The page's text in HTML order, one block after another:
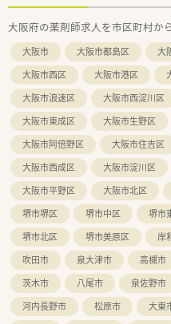
【勤務実態について】
■年間休日は120日以上
メリハリをつけて無理な
■残業時間は月平均15時
業代が支給されるため安
■1ヶ月単位の変形労働制
間以内になるよう適切な
大阪府の薬剤師求人を市区町村か
大阪市 大阪市都島区 大
大阪市西区
大阪市港区
大阪市浪速区
大阪市西淀川区
大阪市東成区
大阪市生野区
大阪市阿倍野区
大阪市住吉区
大阪市西成区
大阪市淀川区
大阪市平野区
大阪市北区
堺市堺区
堺市中区 堺市
堺市北区
堺市美原区 岸
吹田市
泉大津市 高槻市
茨木市
八尾市 泉佐野市
河内長野市
松原市 大東